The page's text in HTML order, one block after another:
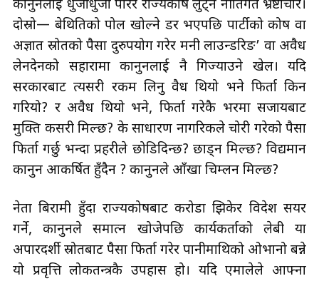
कानुनलाई धुजाधुजा पारेर राज्यकोष लुट्ने नीतिगत भ्रष्टाचार।
दोस्रो— बेथितिको पोल खोल्ने डर भएपछि पार्टीको कोष वा
अज्ञात स्रोतको पैसा दुरुपयोग गरेर मनी लाउन्डरिङ’ वा अवैध
लेनदेनको सहारामा कानुनलाई नै गिज्याउने खेल। यदि
सरकारबाट त्यसरी रकम लिनु वैध थियो भने फिर्ता किन
गरियो? र अवैध थियो भने, फिर्ता गरेकै भरमा सजायबाट
मुक्ति कसरी मिल्छ? के साधारण नागरिकले चोरी गरेको पैसा
फिर्ता गर्छु भन्दा प्रहरीले छोडिदिन्छ? छाड्न मिल्छ? विद्यमान
कानुन आकर्षित हुँदैन ? कानुनले आँखा चिम्लन मिल्छ?
नेता बिरामी हुँदा राज्यकोषबाट करोडौँ झिकेर विदेश सयर
गर्ने, कानुनले समात्न खोजेपछि कार्यकर्ताको लेबी या
अपारदर्शी स्रोतबाट पैसा फिर्ता गरेर पानीमाथिको ओभानो बन्ने
यो प्रवृत्ति लोकतन्त्रकै उपहास हो। यदि एमालेले आफ्ना